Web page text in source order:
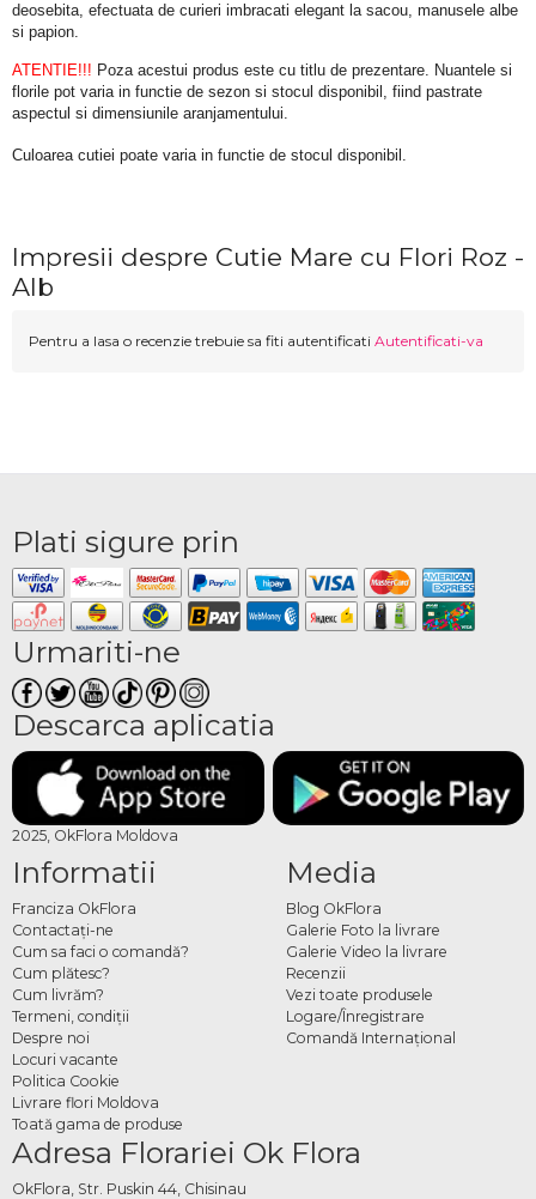
deosebita, efectuata de curieri imbracati elegant la sacou, manusele albe
si papion.
ATENTIE!!! Poza acestui produs este cu titlu de prezentare. Nuantele si
florile pot varia in functie de sezon si stocul disponibil, fiind pastrate
aspectul si dimensiunile aranjamentului.
Culoarea cutiei poate varia in functie de stocul disponibil.
Impresii despre Cutie Mare cu Flori Roz -
Alb
Pentru a lasa o recenzie trebuie sa fiti autentificati Autentificati-va
Plati sigure prin
Urmariti-ne
Descarca aplicatia
2025, OkFlora Moldova
Informatii
Franciza OkFlora
Contactaţi-ne
Cum sa faci o comandă?
Cum plătesc?
Cum livrăm?
Termeni, condiţii
Despre noi
Locuri vacante
Politica Cookie
Livrare flori Moldova
Toată gama de produse
Media
Blog OkFlora
Galerie Foto la livrare
Galerie Video la livrare
Recenzii
Vezi toate produsele
Logare/Înregistrare
Comandă Internațional
Adresa Florariei Ok Flora
OkFlora, Str. Puskin 44, Chisinau